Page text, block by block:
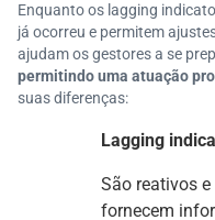
Enquanto os lagging
já ocorreu e permitem
ajudam os gestores a se
permitindo uma atuação
suas diferenças:
Lagging
São reativos e
fornecem